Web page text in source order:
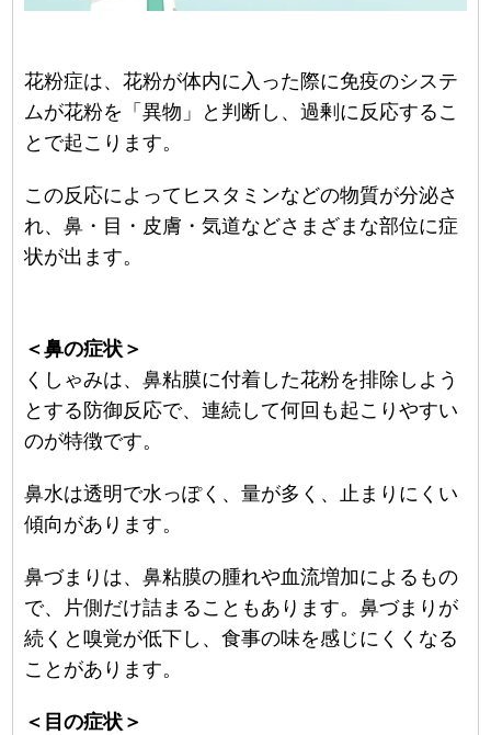
花粉症は、花粉が体内に入った際に免疫のシステ
ムが花粉を「異物」と判断し、過剰に反応するこ
とで起こります。
この反応によってヒスタミンなどの物質が分泌さ
れ、鼻・目・皮膚・気道などさまざまな部位に症
状が出ます。
＜鼻の症状＞
くしゃみは、鼻粘膜に付着した花粉を排除しよう
とする防御反応で、連続して何回も起こりやすい
のが特徴です。
鼻水は透明で水っぽく、量が多く、止まりにくい
傾向があります。
鼻づまりは、鼻粘膜の腫れや血流増加によるもの
で、片側だけ詰まることもあります。鼻づまりが
続くと嗅覚が低下し、食事の味を感じにくくなる
ことがあります。
＜目の症状＞